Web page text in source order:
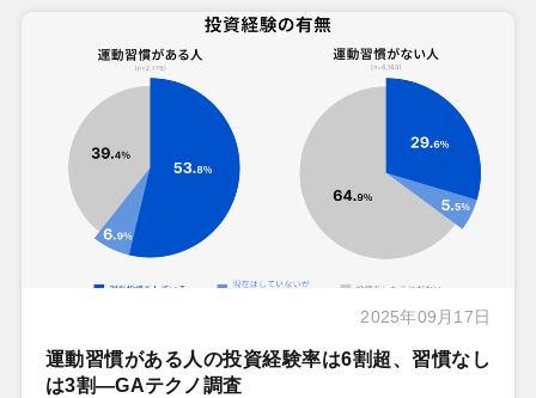
2025年09月17日
運動習慣がある人の投資経験率は6割超、習慣なし
は3割―GAテクノ調査